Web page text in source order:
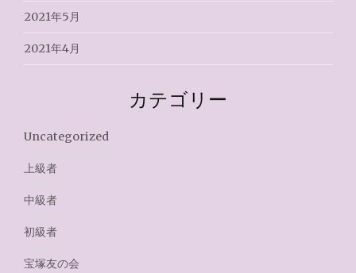
2021年5月
2021年4月
カテゴリー
Uncategorized
上級者
中級者
初級者
宝塚友の会